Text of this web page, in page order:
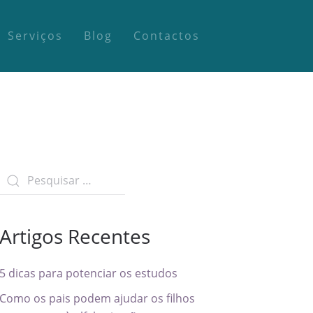
Serviços Blog Contactos
Artigos Recentes
5 dicas para potenciar os estudos
Como os pais podem ajudar os filhos